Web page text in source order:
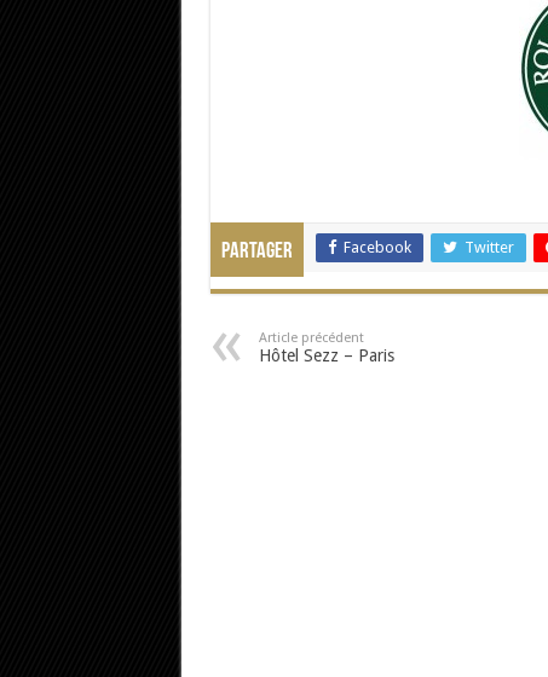
Partager Facebook Twitter
Article précédent
Hôtel Sezz – Paris